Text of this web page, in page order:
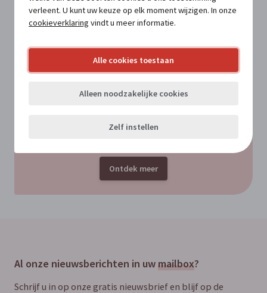
verleent. U kunt uw keuze op elk moment wijzigen. In onze
cookieverklaring vindt u meer informatie.
Alle cookies toestaan
Alleen noodzakelijke cookies
Zelf instellen
De gevolgen van het vernietigingsarrest
van het Grondwettelijk Hof over het
ontslagdecreet
Ontdek meer
Al onze nieuwsberichten in uw mailbox?
Schrijf u in op onze gratis nieuwsbrief en blijf op de